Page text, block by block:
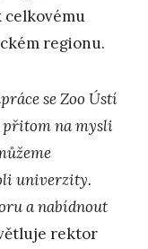
celkovému
regionu.
se Zoo Ústí
přitom na mysli
univerzity.
a nabídnout
rektor